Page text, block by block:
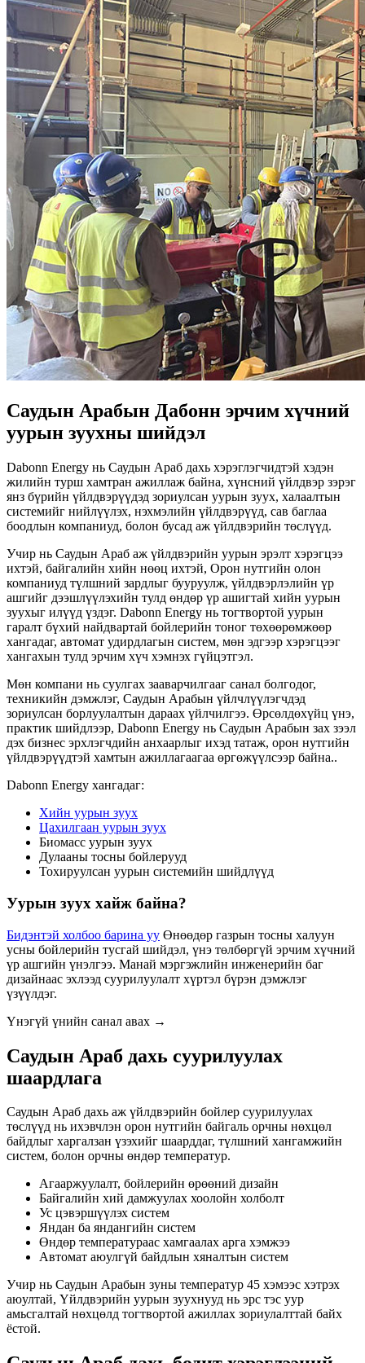
Саудын Арабын Дабонн эрчим хүчний
уурын зуухны шийдэл
Dabonn Energy нь Саудын Араб дахь хэрэглэгчидтэй хэдэн
жилийн турш хамтран ажиллаж байна, хүнсний үйлдвэр зэрэг
янз бүрийн үйлдвэрүүдэд зориулсан уурын зуух, халаалтын
системийг нийлүүлэх, нэхмэлийн үйлдвэрүүд, сав баглаа
боодлын компаниуд, болон бусад аж үйлдвэрийн төслүүд.
Учир нь Саудын Араб аж үйлдвэрийн уурын эрэлт хэрэгцээ
ихтэй, байгалийн хийн нөөц ихтэй, Орон нутгийн олон
компаниуд түлшний зардлыг бууруулж, үйлдвэрлэлийн үр
ашгийг дээшлүүлэхийн тулд өндөр үр ашигтай хийн уурын
зуухыг илүүд үздэг. Dabonn Energy нь тогтвортой уурын
гаралт бүхий найдвартай бойлерийн тоног төхөөрөмжөөр
хангадаг, автомат удирдлагын систем, мөн эдгээр хэрэгцээг
хангахын тулд эрчим хүч хэмнэх гүйцэтгэл.
Мөн компани нь суулгах зааварчилгааг санал болгодог,
техникийн дэмжлэг, Саудын Арабын үйлчлүүлэгчдэд
зориулсан борлуулалтын дараах үйлчилгээ. Өрсөлдөхүйц үнэ,
практик шийдлээр, Dabonn Energy нь Саудын Арабын зах зээл
дэх бизнес эрхлэгчдийн анхаарлыг ихэд татаж, орон нутгийн
үйлдвэрүүдтэй хамтын ажиллагаагаа өргөжүүлсээр байна..
Dabonn Energy хангадаг:
Хийн уурын зуух
Цахилгаан уурын зуух
Биомасс уурын зуух
Дулааны тосны бойлерууд
Тохируулсан уурын системийн шийдлүүд
Уурын зуух хайж байна?
Бидэнтэй холбоо барина уу Өнөөдөр газрын тосны халуун
усны бойлерийн тусгай шийдэл, үнэ төлбөргүй эрчим хүчний
үр ашгийн үнэлгээ. Манай мэргэжлийн инженерийн баг
дизайнаас эхлээд суурилуулалт хүртэл бүрэн дэмжлэг
үзүүлдэг.
Үнэгүй үнийн санал авах →
Саудын Араб дахь суурилуулах
шаардлага
Саудын Араб дахь аж үйлдвэрийн бойлер суурилуулах
төслүүд нь ихэвчлэн орон нутгийн байгаль орчны нөхцөл
байдлыг харгалзан үзэхийг шаарддаг, түлшний хангамжийн
систем, болон орчны өндөр температур.
Агааржуулалт, бойлерийн өрөөний дизайн
Байгалийн хий дамжуулах хоолойн холболт
Ус цэвэршүүлэх систем
Яндан ба яндангийн систем
Өндөр температураас хамгаалах арга хэмжээ
Автомат аюулгүй байдлын хяналтын систем
Учир нь Саудын Арабын зуны температур 45 хэмээс хэтрэх
аюултай, Үйлдвэрийн уурын зуухнууд нь эрс тэс уур
амьсгалтай нөхцөлд тогтвортой ажиллах зориулалттай байх
ёстой.